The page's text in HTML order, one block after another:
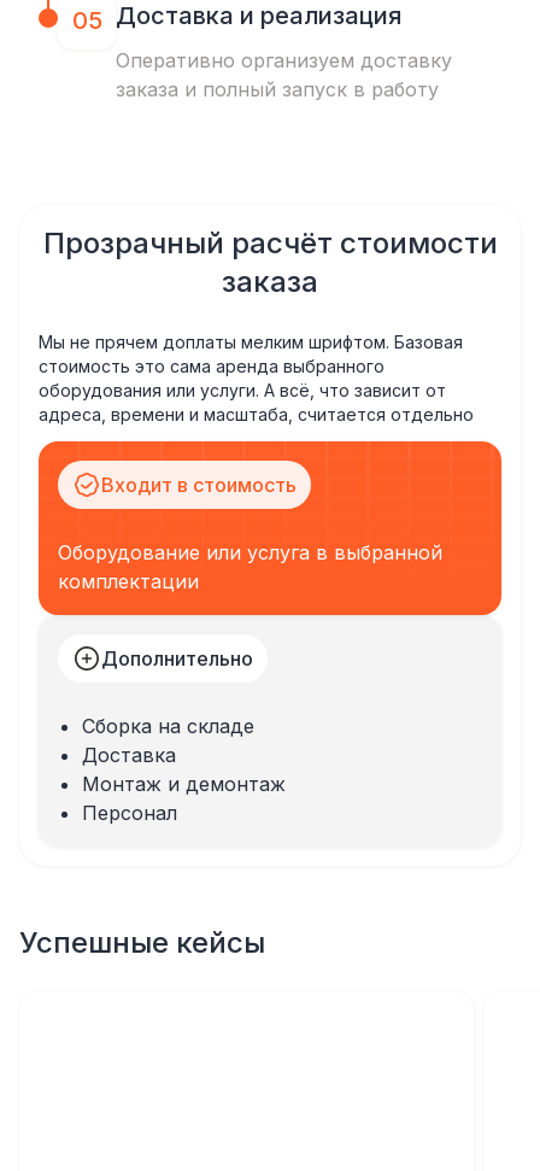
05 Доставка и реализация
Оперативно организуем доставку
заказа и полный запуск в работу
Прозрачный расчёт стоимости
заказа
Мы не прячем доплаты мелким шрифтом. Базовая
стоимость это сама аренда выбранного
оборудования или услуги. А всё, что зависит от
адреса, времени и масштаба, считается отдельно
Входит в стоимость
Оборудование или услуга в выбранной
комплектации
Дополнительно
Сборка на складе
Доставка
Монтаж и демонтаж
Персонал
Успешные кейсы